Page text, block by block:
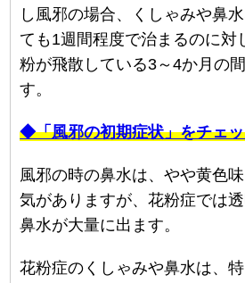
し風邪の場合、くしゃみや鼻
ても1週間程度で治まるのに対
粉が飛散している3～4か月の
す。
◆「風邪の初期症状」をチェ
風邪の時の鼻水は、やや黄色
気がありますが、花粉症では
鼻水が大量に出ます。
花粉症のくしゃみや鼻水は、